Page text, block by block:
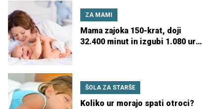
ZA MAMI
Mama zajoka 150-krat, doji
32.400 minut in izgubi 1.080 ur
ŠOLA ZA STARŠE
Koliko ur morajo spati otroci?